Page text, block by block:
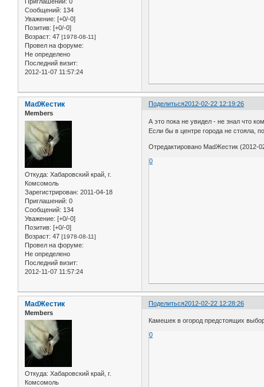
Приглашений: 0
Сообщений: 134
Уважение: [+0/-0]
Позитив: [+0/-0]
Возраст: 47 [1978-08-11]
Провел на форуме:
Не определено
Последний визит:
2012-11-07 11:57:24
Поделиться2012-02-22 12:19:26
MadЖестик
Members
Откуда: Хабаровский край, г.
Комсомоль
Зарегистрирован: 2011-04-18
Приглашений: 0
Сообщений: 134
Уважение: [+0/-0]
Позитив: [+0/-0]
Возраст: 47 [1978-08-11]
Провел на форуме:
Не определено
Последний визит:
2012-11-07 11:57:24
А это пока не увидел - не знал что
Если бы в центре города не стояла,
Отредактировано MadЖестик (2012-
0
Поделиться2012-02-22 12:28:26
MadЖестик
Members
Откуда: Хабаровский край, г.
Комсомоль
Камешек в огород предстоящих
0